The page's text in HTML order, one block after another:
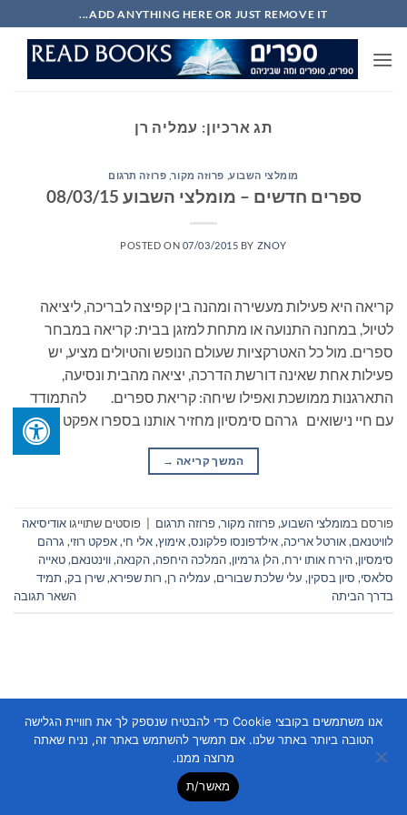
to
content
ADD ANYTHING HERE OR JUST REMOVE IT...
תג ארכיון: עמליה רן
מומלצי השבוע, פרוזה מקור, פרוזה תרגום
ספרים חדשים – מומלצי השבוע 08/03/15
POSTED ON 07/03/2015 BY ZNOY
קריאה היא פעילות מעשירה ומהנה בין קפיצה לבריכה, ליציאה
לטיול, במחנה התנועה או מתחת למזגן בבית: קריאה במבחר
ספרים. מול כל האטרקציות שעולם הנופש והטיולים מציע, יש
פעילות אחת שאינה דורשת הדרכה, יציאה מהבית ונסיעה,
התארגנות ממושכת ואפילו שיחה: קריאת ספרים. להתמודד
עם חיי נישואים גרהם סימסיון מחזיר אותנו בספרו אפקט […]
המשך קריאה →
פורסם במומלצי השבוע,פרוזה מקור,פרוזה תרגום פוסטים שתוייגו אודיסיאה
לוויטנאם,אורטל אריכה,אילדפונסו פלקונס,אימוץ,אלי חי,אפקט רוזי, גרהם
סימסיון,הירח אותו ירח,הלן גרמיון,המלכה היחפה,הקנאה,ווינטנאם,טאייה
סלאסי, סיון בסקין, עלי שלכת שבורים, עמליה רן, רות שפירא,שירן בק, תמיד
בדרך הביתה
השאר תגובה
Copyright 2026 ©Flatsome Theme
אנו משתמשים בקובצי Cookie כדי להבטיח שנספק לך את חוויית הגלישה
הטובה ביותר באתר שלנו. אם תמשיך להשתמש באתר זה, נניח שאתה
מרוצה ממנו.
מאשר/ת